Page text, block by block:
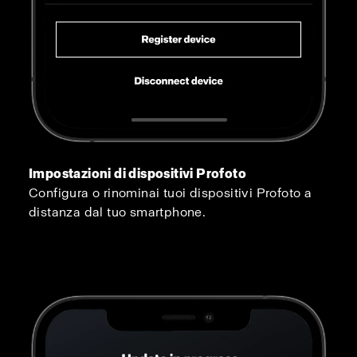
Impostazioni di dispositivi Profoto
Configura o rinominai tuoi dispositivi Profoto a
distanza dal tuo smartphone.